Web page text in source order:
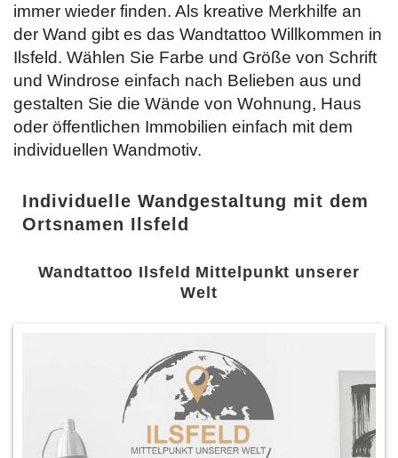
immer wieder finden. Als kreative Merkhilfe an
der Wand gibt es das Wandtattoo Willkommen in
Ilsfeld. Wählen Sie Farbe und Größe von Schrift
und Windrose einfach nach Belieben aus und
gestalten Sie die Wände von Wohnung, Haus
oder öffentlichen Immobilien einfach mit dem
individuellen Wandmotiv.
Individuelle Wandgestaltung mit dem
Ortsnamen Ilsfeld
Wandtattoo Ilsfeld Mittelpunkt unserer
Welt